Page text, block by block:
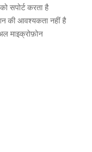
सपोर्ट करता है
की आवश्यकता नहीं है
माइक्रोफ़ोन